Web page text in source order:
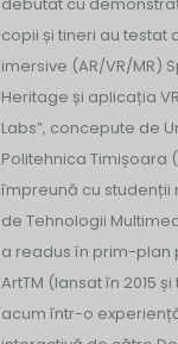
copii și tineri au testat
imersive (AR/VR/MR)
Heritage și aplicația
Labs”, concepute de
Politehnica Timișoara
împreună cu studenții
de Tehnologii
a readus în prim-plan
ArtTM (lansat în 2015
acum într-o